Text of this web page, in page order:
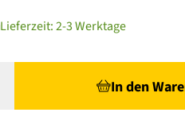
Lieferzeit: 2-3 Werktage
In den